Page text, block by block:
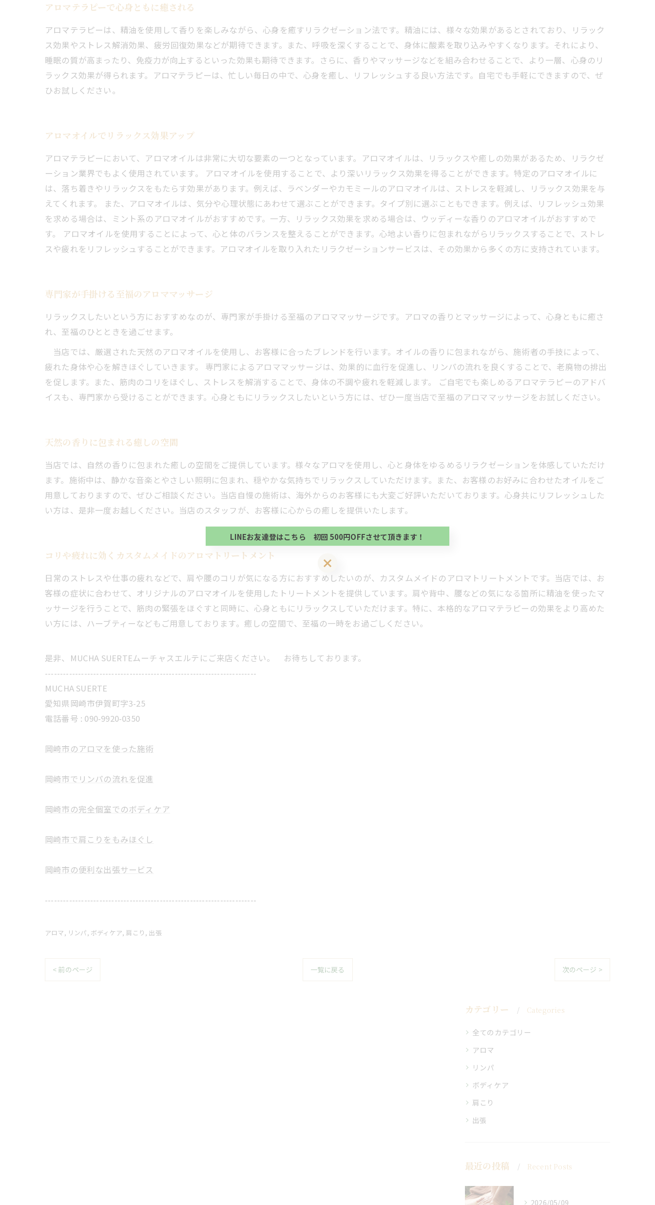
アロマテラピーで心身ともに癒される
アロマテラピーは、精油を使用して香りを楽しみながら、心身を癒すリラクゼーション法です。精油には、様々な効果があるとされており、リラック
ス効果やストレス解消効果、疲労回復効果などが期待できます。また、呼吸を深くすることで、身体に酸素を取り込みやすくなります。それにより、
睡眠の質が高まったり、免疫力が向上するといった効果も期待できます。さらに、香りやマッサージなどを組み合わせることで、より一層、心身のリ
ラックス効果が得られます。アロマテラピーは、忙しい毎日の中で、心身を癒し、リフレッシュする良い方法です。自宅でも手軽にできますので、ぜ
ひお試しください。
アロマオイルでリラックス効果アップ
アロマテラピーにおいて、アロマオイルは非常に大切な要素の一つとなっています。アロマオイルは、リラックスや癒しの効果があるため、リラクゼ
ーション業界でもよく使用されています。 アロマオイルを使用することで、より深いリラックス効果を得ることができます。特定のアロマオイルに
は、落ち着きやリラックスをもたらす効果があります。例えば、ラベンダーやカモミールのアロマオイルは、ストレスを軽減し、リラックス効果を与
えてくれます。 また、アロマオイルは、気分や心理状態にあわせて選ぶことができます。タイプ別に選ぶこともできます。例えば、リフレッシュ効果
を求める場合は、ミント系のアロマオイルがおすすめです。一方、リラックス効果を求める場合は、ウッディーな香りのアロマオイルがおすすめで
す。 アロマオイルを使用することによって、心と体のバランスを整えることができます。心地よい香りに包まれながらリラックスすることで、ストレ
スや疲れをリフレッシュすることができます。アロマオイルを取り入れたリラクゼーションサービスは、その効果から多くの方に支持されています。
専門家が手掛ける至福のアロママッサージ
リラックスしたいという方におすすめなのが、専門家が手掛ける至福のアロママッサージです。アロマの香りとマッサージによって、心身ともに癒さ
れ、至福のひとときを過ごせます。
当店では、厳選された天然のアロマオイルを使用し、お客様に合ったブレンドを行います。オイルの香りに包まれながら、施術者の手技によって、
疲れた身体や心を解きほぐしていきます。 専門家によるアロママッサージは、効果的に血行を促進し、リンパの流れを良くすることで、老廃物の排出
を促します。また、筋肉のコリをほぐし、ストレスを解消することで、身体の不調や疲れを軽減します。 ご自宅でも楽しめるアロマテラピーのアドバ
イスも、専門家から受けることができます。心身ともにリラックスしたいという方には、ぜひ一度当店で至福のアロママッサージをお試しください。
天然の香りに包まれる癒しの空間
当店では、自然の香りに包まれた癒しの空間をご提供しています。様々なアロマを使用し、心と身体をゆるめるリラクゼーションを体感していただけ
ます。施術中は、静かな音楽とやさしい照明に包まれ、穏やかな気持ちでリラックスしていただけます。また、お客様のお好みに合わせたオイルをご
用意しておりますので、ぜひご相談ください。当店自慢の施術は、海外からのお客様にも大変ご好評いただいております。心身共にリフレッシュした
い方は、是非一度お越しください。当店のスタッフが、お客様に心からの癒しを提供いたします。
コリや疲れに効くカスタムメイドのアロマトリートメント
日常のストレスや仕事の疲れなどで、肩や腰のコリが気になる方におすすめしたいのが、カスタムメイドのアロマトリートメントです。当店では、お
客様の症状に合わせて、オリジナルのアロマオイルを使用したトリートメントを提供しています。肩や背中、腰などの気になる箇所に精油を使ったマ
ッサージを行うことで、筋肉の緊張をほぐすと同時に、心身ともにリラックスしていただけます。特に、本格的なアロマテラピーの効果をより高めた
い方には、ハーブティーなどもご用意しております。癒しの空間で、至福の一時をお過ごしください。
是非、MUCHA SUERTEムーチャスエルテにご来店ください。 お待ちしております。
----------------------------------------------------------------------
MUCHA SUERTE
愛知県岡崎市伊賀町字3-25
電話番号 : 090-9920-0350
岡崎市のアロマを使った施術
岡崎市でリンパの流れを促進
岡崎市の完全個室でのボディケア
岡崎市で肩こりをもみほぐし
岡崎市の便利な出張サービス
----------------------------------------------------------------------
アロマ リンパ ボディケア 肩こり 出張
< 前のページ 一覧に戻る 次のページ >
カテゴリー Categories
全てのカテゴリー
アロマ
リンパ
ボディケア
肩こり
出張
最近の投稿 Recent Posts
2026/05/09
当サロンの公式LINE@にお友達登録頂いたお客様は
初回 500円OFFさせて頂きます。 既に 追加済の
方、不必要な方 お手数ですが、✖印でお閉じ下さい。
LINEお友達登はこちら 初回 500円OFFさせて頂きます！
当サロンの公式LINE@にお友達登録頂いたお客様は
初回 500円OFFさせて頂きます。 既に 追加済の
方、不必要な方 お手数ですが、✖印でお閉じ下さい。
LINEお友達登はこちら 初回 500円OFFさせて頂きます！